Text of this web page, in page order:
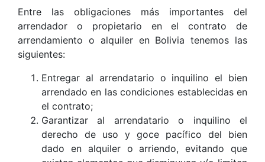
Entre las obligaciones más importantes del
arrendador o propietario en el contrato de
arrendamiento o alquiler en Bolivia tenemos las
siguientes:
Entregar al arrendatario o inquilino el bien
arrendado en las condiciones establecidas en
el contrato;
Garantizar al arrendatario o inquilino el
derecho de uso y goce pacífico del bien
dado en alquiler o arriendo, evitando que